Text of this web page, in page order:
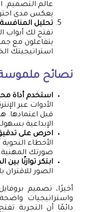
عالم التصميم.
يعكس مدى
تحليل المنافسة
تفتح لك أبواب
يتفاعلون مع
استراتيجيتك
نصائح ملموسة
استخدم أداة
الأدوات عبر
قبل اعتمادها.
الإبداعية
احرص على
الأخطاء النحوية
صورتك المهنية.
ابتكر توازنًا
الصور للاقتران
أخيرًا، تصميم
واستراتيجيات
دائمًا أن التجربة